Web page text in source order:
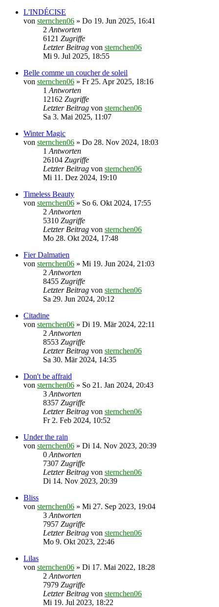
L'INDÉCISE
von sternchen06 » Do 19. Jun 2025, 16:41
2 Antworten
6121 Zugriffe
Letzter Beitrag von sternchen06
Mi 9. Jul 2025, 18:55
Belle comme un coucher de soleil
von sternchen06 » Fr 25. Apr 2025, 18:16
1 Antworten
12162 Zugriffe
Letzter Beitrag von sternchen06
Sa 3. Mai 2025, 11:07
Winter Magic
von sternchen06 » Do 28. Nov 2024, 18:03
1 Antworten
26104 Zugriffe
Letzter Beitrag von sternchen06
Mi 11. Dez 2024, 19:10
Timeless Beauty
von sternchen06 » So 6. Okt 2024, 17:55
2 Antworten
5310 Zugriffe
Letzter Beitrag von sternchen06
Mo 28. Okt 2024, 17:48
Fier Dalmatien
von sternchen06 » Mi 19. Jun 2024, 21:03
2 Antworten
8455 Zugriffe
Letzter Beitrag von sternchen06
Sa 29. Jun 2024, 20:12
Citadine
von sternchen06 » Di 19. Mär 2024, 22:11
2 Antworten
8553 Zugriffe
Letzter Beitrag von sternchen06
Sa 30. Mär 2024, 14:35
Don't be affraid
von sternchen06 » So 21. Jan 2024, 20:43
3 Antworten
8357 Zugriffe
Letzter Beitrag von sternchen06
Fr 2. Feb 2024, 10:52
Under the rain
von sternchen06 » Di 14. Nov 2023, 20:39
0 Antworten
7307 Zugriffe
Letzter Beitrag von sternchen06
Di 14. Nov 2023, 20:39
Bliss
von sternchen06 » Mi 27. Sep 2023, 19:04
3 Antworten
7957 Zugriffe
Letzter Beitrag von sternchen06
Mo 9. Okt 2023, 22:46
Lilas
von sternchen06 » Di 17. Mai 2022, 18:28
2 Antworten
7979 Zugriffe
Letzter Beitrag von sternchen06
Mi 19. Jul 2023, 18:22